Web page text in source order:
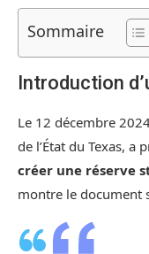
Sommaire
Introduction
Le 12 décembre
de l’État du Texas, a
créer une réserve
montre le document